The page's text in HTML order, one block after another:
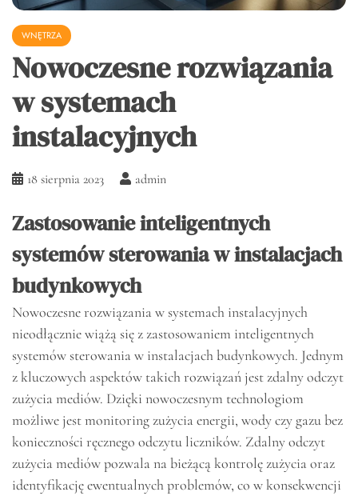
WNĘTRZA
Nowoczesne rozwiązania
w systemach
instalacyjnych
18 sierpnia 2023 admin
Zastosowanie inteligentnych
systemów sterowania w instalacjach
budynkowych
Nowoczesne rozwiązania w systemach instalacyjnych
nieodłącznie wiążą się z zastosowaniem inteligentnych
systemów sterowania w instalacjach budynkowych. Jednym
z kluczowych aspektów takich rozwiązań jest zdalny odczyt
zużycia mediów. Dzięki nowoczesnym technologiom
możliwe jest monitoring zużycia energii, wody czy gazu bez
konieczności ręcznego odczytu liczników. Zdalny odczyt
zużycia mediów pozwala na bieżącą kontrolę zużycia oraz
identyfikację ewentualnych problemów, co w konsekwencji